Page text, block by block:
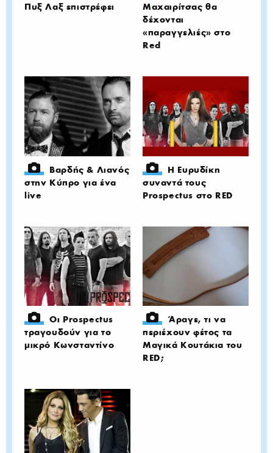
Πυξ Λαξ επιστρέφει
Μαχαιρίτσας θα
δέχονται
«παραγγελιές» στο
Red
Βαρδής & Λιανός
στην Κύπρο για ένα
live
H Ευρυδίκη
συναντά τους
Prospectus στο RED
Οι Prospectus
τραγουδούν για το
μικρό Κωνσταντίνο
Άραγε, τι να
περιέχουν φέτος τα
Μαγικά Κουτάκια του
RED;